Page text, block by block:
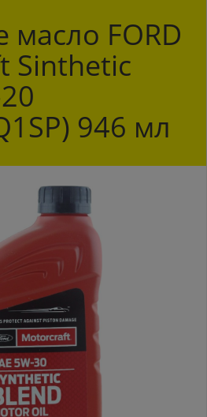
FORD
Sinthetic
946 мл